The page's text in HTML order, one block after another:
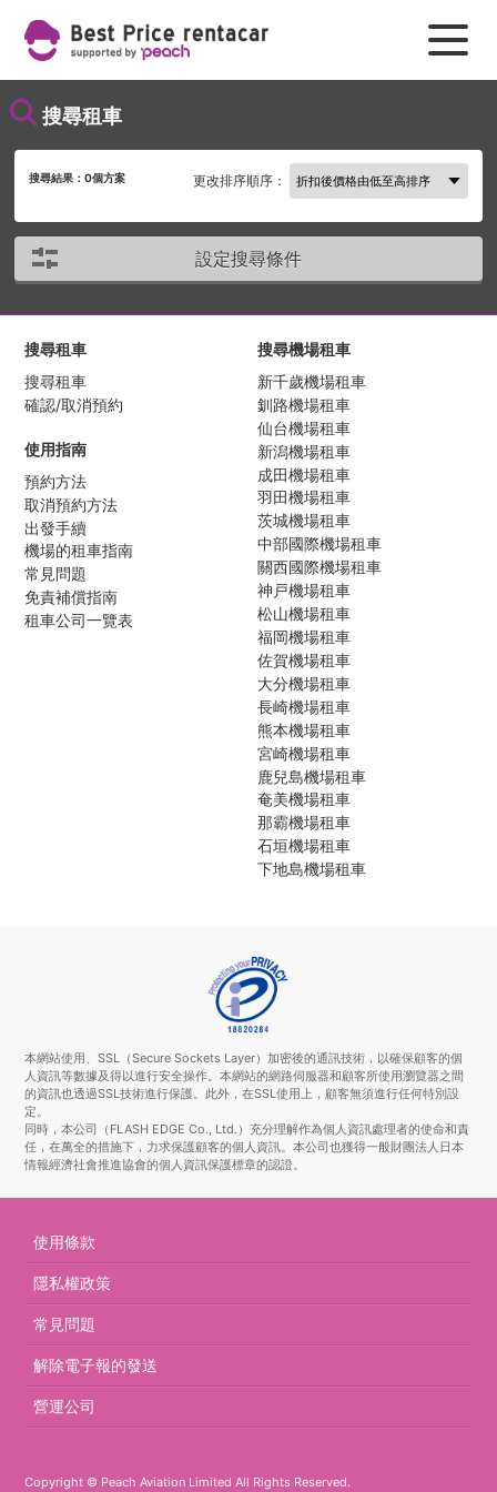
搜尋租車
搜尋結果：0個方案 更改排序順序：
設定搜尋條件
搜尋租車
搜尋租車
確認/取消預約
使用指南
預約方法
取消預約方法
出發手續
機場的租車指南
常見問題
免責補償指南
租車公司一覽表
搜尋機場租車
新千歲機場租車
釧路機場租車
仙台機場租車
新潟機場租車
成田機場租車
羽田機場租車
茨城機場租車
中部國際機場租車
關西國際機場租車
神戸機場租車
松山機場租車
福岡機場租車
佐賀機場租車
大分機場租車
長崎機場租車
熊本機場租車
宮崎機場租車
鹿兒島機場租車
奄美機場租車
那霸機場租車
石垣機場租車
下地島機場租車
本網站使用、SSL（Secure Sockets Layer）加密後的通訊技術，以確保顧客的個
人資訊等數據及得以進行安全操作。本網站的網路伺服器和顧客所使用瀏覽器之間
的資訊也透過SSL技術進行保護。此外，在SSL使用上，顧客無須進行任何特別設
定。
同時，本公司（FLASH EDGE Co., Ltd.）充分理解作為個人資訊處理者的使命和責
任，在萬全的措施下，力求保護顧客的個人資訊。本公司也獲得一般財團法人日本
情報經濟社會推進協會的個人資訊保護標章的認證。
使用條款
隱私權政策
常見問題
解除電子報的發送
營運公司
Copyright © Peach Aviation Limited All Rights Reserved.